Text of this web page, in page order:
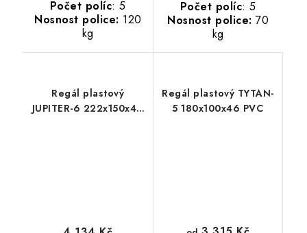
Počet políc: 5
Nosnost police: 120
kg
Počet políc: 5
Nosnost police:70
kg
Regál plastový
JUPITER-6 222x150x46
Regál plastový TYTAN-
5 180x100x46 PVC